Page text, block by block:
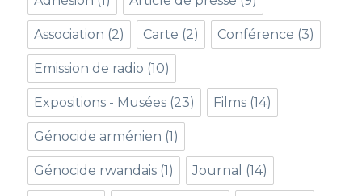
Association (2) Carte (2) Conférence (3)
Emission de radio (10)
Expositions - Musées (23) Films (14)
Génocide arménien (1)
Génocide rwandais (1) Journal (14)